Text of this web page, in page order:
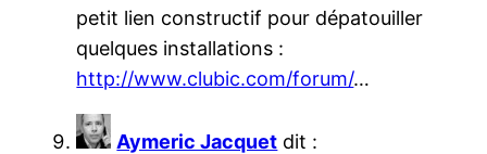
petit lien constructif pour dépatouiller
quelques installations :
http://www.clubic.com/forum/…
Aymeric Jacquet dit :